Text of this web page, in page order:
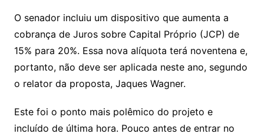
O senador incluiu um dispositivo que aumenta a
cobrança de Juros sobre Capital Próprio (JCP) de
15% para 20%. Essa nova alíquota terá noventena e,
portanto, não deve ser aplicada neste ano, segundo
o relator da proposta, Jaques Wagner.
Este foi o ponto mais polêmico do projeto e
incluído de última hora. Pouco antes de entrar no